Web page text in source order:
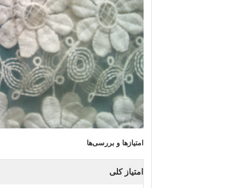
امتیازها و بررسی‌ها
امتیاز کلی